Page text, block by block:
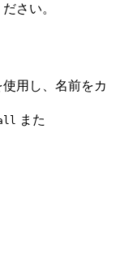
さい。
用し、名前をカ
また